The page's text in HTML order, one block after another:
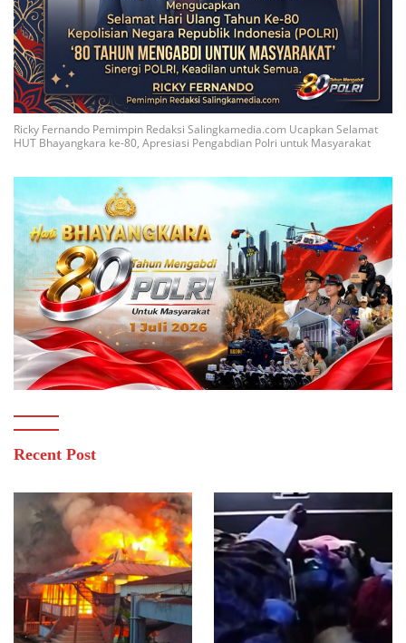
Ricky Fernando Pemimpin Redaksi Salingkamedia.com Ucapkan Selamat
HUT Bhayangkara ke-80, Apresiasi Pengabdian Polri untuk Masyarakat
Recent Post